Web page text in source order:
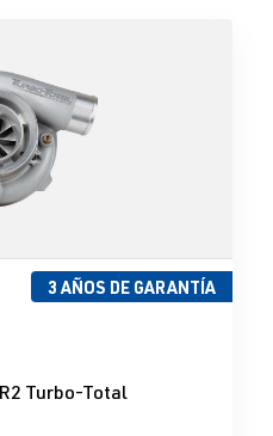
3 AÑOS DE GARANTÍA
de 5 estrellas
Turbo-Total